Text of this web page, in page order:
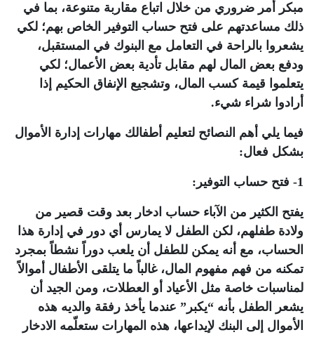
مبكر أمر ضروري من خلال اتباع مقاربة متنوعة، بما في
ذلك مساعدتهم على فتح حساب التوفير الخاص بهم؛ لكي
يشعروا بالراحة في التعامل مع البنوك في المستقبل،
ودفع بعض المال لهم مقابل تأدية بعض الأعمال؛ لكي
يتعلموا قيمة كسب المال، وتشجيع الإنفاق الحكيم إذا
أرادوا شراء شيء.
فيما يلي أهم النصائح لتعليم أطفالك مهارات إدارة الأموال
بشكل فعال:
1- فتح حساب التوفير:
يفتح الكثير من الآباء حساب ادخار بعد وقت قصير من
ولادة طفلهم، لكن الطفل لا يمارس أي دور في إدارة هذا
الحساب، مع أنه يمكن للطفل أن يلعب دوراً نشطاً بمجرد
تمكنه من فهم مفهوم المال، غالباً ما يتلقى الأطفال أموالاً
لمناسبات خاصة مثل الأعياد أو العطلات، ومن الجيد أن
يشعر الطفل بأنه “يكبر” عندما يأخذ رفقة والديه هذه
الأموال إلى البنك لإيداعها، هذه المهارات ستعلّمه الادخار